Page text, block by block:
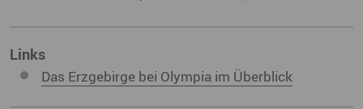
Links
Das Erzgebirge bei Olympia im Überblick